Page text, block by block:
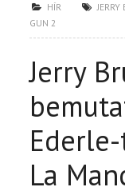
HÍR JERRY
GUN 2
Jerry
La